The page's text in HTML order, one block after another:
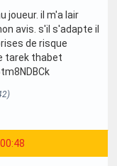
joueur. il m'a lair
avis. s'il s'adapte il
de risque
tarek thabet